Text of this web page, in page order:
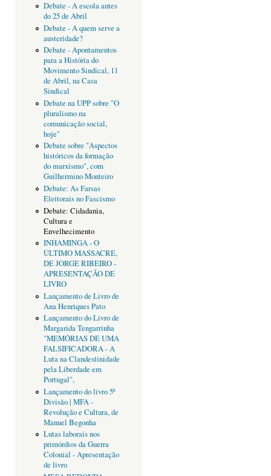
Debate - A escola antes
do 25 de Abril
Debate - A quem serve a
austeridade?
Debate - Apontamentos
para a História do
Movimento Sindical, 11
de Abril, na Casa
Sindical
Debate na UPP sobre "O
pluralismo na
comunicação social,
hoje"
Debate sobre "Aspectos
históricos da formação
do marxismo", com
Guilhermino Monteiro
Debate: As Farsas
Eleitorais no Fascismo
Debate: Cidadania,
Cultura e
Envelhecimento
INHAMINGA - O
ÚLTIMO MASSACRE,
DE JORGE RIBEIRO -
APRESENTAÇÃO DE
LIVRO
Lançamento de Livro de
Ana Henriques Pato
Lançamento do Livro de
Margarida Tengarrinha
"MEMÓRIAS DE UMA
FALSIFICADORA - A
Luta na Clandestinidade
pela Liberdade em
Portugal",
Lançamento do livro 5ª
Divisão | MFA -
Revolução e Cultura, de
Manuel Begonha
Lutas laborais nos
primórdios da Guerra
Colonial - Apresentação
de livro